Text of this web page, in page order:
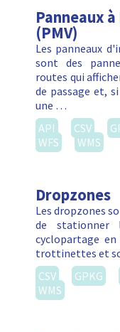
Panneaux
(PMV)
Les panneaux
sont des
routes qui
de passage et,
une …
API
CSV
WFS
WMS
Dropzones
Les dropzones
de stationner
cyclopartage
trottinettes et
CSV
GPKG
WMS